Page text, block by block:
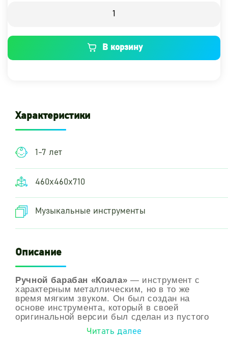
В корзину
Характеристики
1-7 лет
460х460х710
Музыкальные инструменты
Описание
Ручной барабан «Коала» — инструмент с
характерным металлическим, но в то же
время мягким звуком. Он был создан на
основе инструмента, который в своей
оригинальной версии был сделан из пустого
газового баллона.
Читать далее